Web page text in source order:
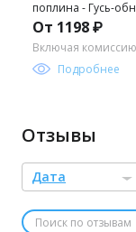
поплина - Гусь-
150х215
От 1198 ₽
Включая комиссию
Подробнее
Отзывы
Дата